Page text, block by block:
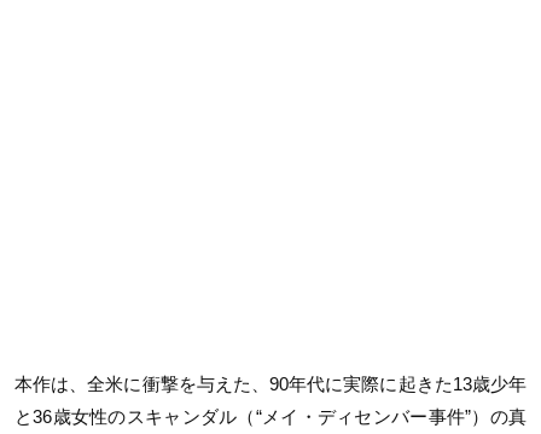
本作は、全米に衝撃を与えた、90年代に実際に起きた13歳少年
と36歳女性のスキャンダル（“メイ・ディセンバー事件”）の真